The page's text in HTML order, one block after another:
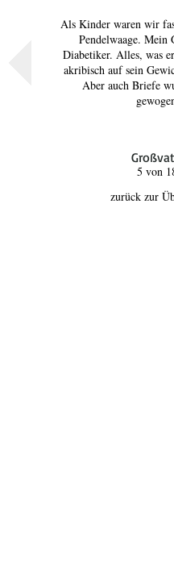
Als Kinder waren wir
Pendelwaage. Mein
Diabetiker. Alles, was
akribisch auf sein
Aber auch Briefe
5 von
zurück zur